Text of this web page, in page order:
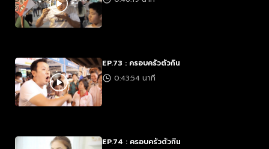
EP.73 : ครอบครัวตัวกิน
0:43:54 นาที
EP.74 : ครอบครัวตัวกิน